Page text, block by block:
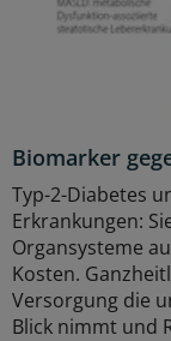
Biomarker
Typ-2-Diabetes
Erkrankungen:
Organsysteme
Kosten.
Versorgung die
Blick nimmt und